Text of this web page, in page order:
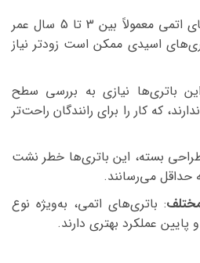
: باتری‌های اتمی معمولاً بین 3 تا 5 سال عمر
اسیدی ممکن است زودتر نیاز
باتری‌ها نیازی به بررسی سطح
که کار را برای رانندگان راحت‌تر
بسته، این باتری‌ها خطر نشت
حداقل می‌رسانند.
: باتری‌های اتمی، به‌ویژه نوع
پایین عملکرد بهتری دارند.